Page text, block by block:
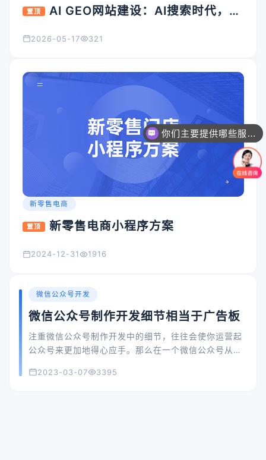
置顶
AI GEO网站建设：AI搜索时代，企
2026-05-17 321
新零售电商
置顶 新零售电商小程序方案
2024-12-31 1916
微信公众号开发
微信公众号制作开发细节相当于广告板
注重微信公众号制作开发中的细节，往往会使你运营起
公众号来更加地得心应手。那么在一个微信公众号从无
重这样的细节又有什么样的意义呢？
2023-03-07 3395
你们主要提供哪些服务？可以根据需求定制吗？